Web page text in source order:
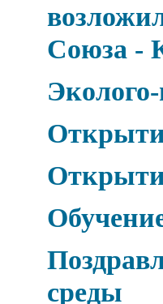
Союза -
среды